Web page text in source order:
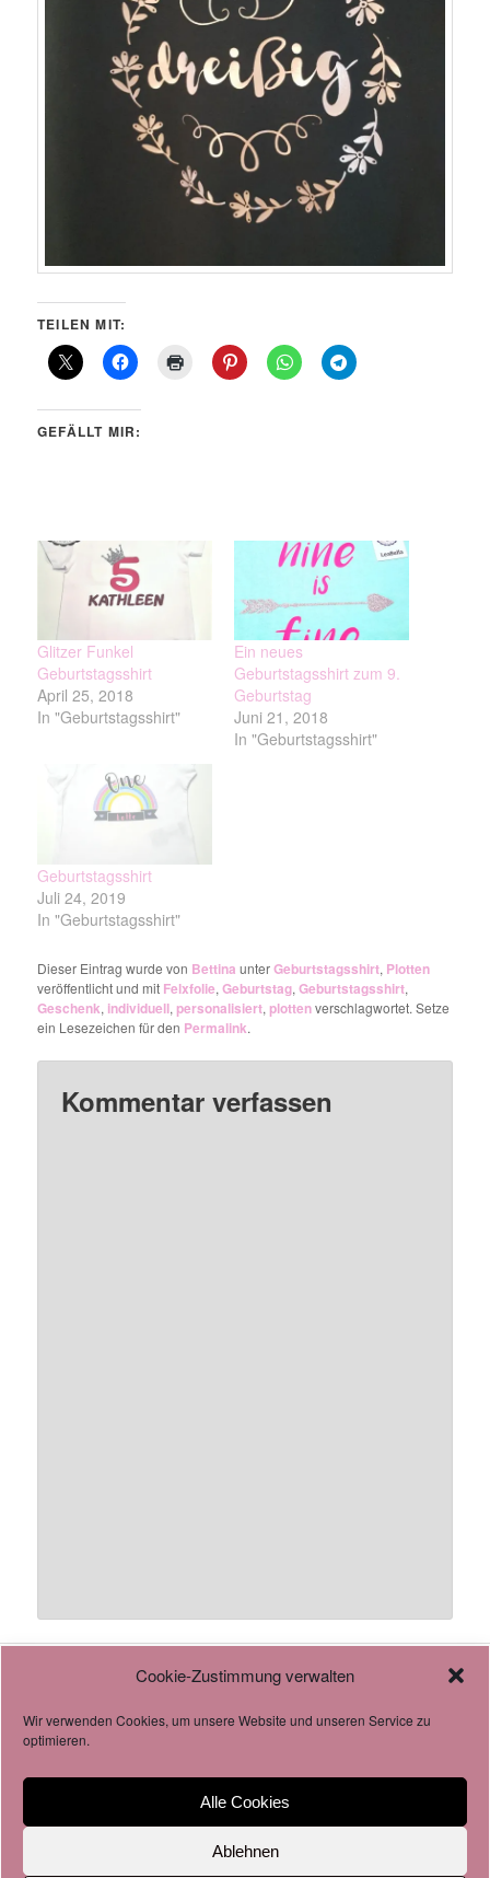
Cookie-Zustimmung verwalten
Wir verwenden Cookies, um unsere Website und unseren Service zu
optimieren.
Alle Cookies
Ablehnen
TEILEN MIT:
GEFÄLLT MIR:
Glitzer Funkel
Geburtstagsshirt
April 25, 2018
In "Geburtstagsshirt"
Ein neues
Geburtstagsshirt zum 9.
Geburtstag
Juni 21, 2018
In "Geburtstagsshirt"
Geburtstagsshirt
Juli 24, 2019
In "Geburtstagsshirt"
Dieser Eintrag wurde von Bettina unterGeburtstagsshirt, Plotten
veröffentlicht und mit Felxfolie,Geburtstag,Geburtstagsshirt,
Geschenk, individuell,personalisiert,plottenverschlagwortet. Setze
ein Lesezeichen für den Permalink.
Kommentar verfassen
Cookie-Richtlinie
Impressum & Datenschutz Stolz präsentiert von WordPress